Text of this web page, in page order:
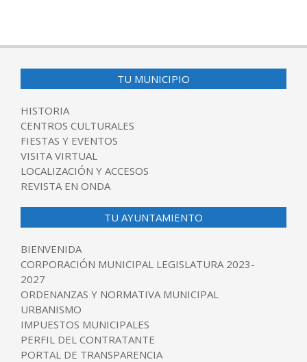
TU MUNICIPIO
HISTORIA
CENTROS CULTURALES
FIESTAS Y EVENTOS
VISITA VIRTUAL
LOCALIZACIÓN Y ACCESOS
REVISTA EN ONDA
TU AYUNTAMIENTO
BIENVENIDA
CORPORACIÓN MUNICIPAL LEGISLATURA 2023-
2027
ORDENANZAS Y NORMATIVA MUNICIPAL
URBANISMO
IMPUESTOS MUNICIPALES
PERFIL DEL CONTRATANTE
PORTAL DE TRANSPARENCIA